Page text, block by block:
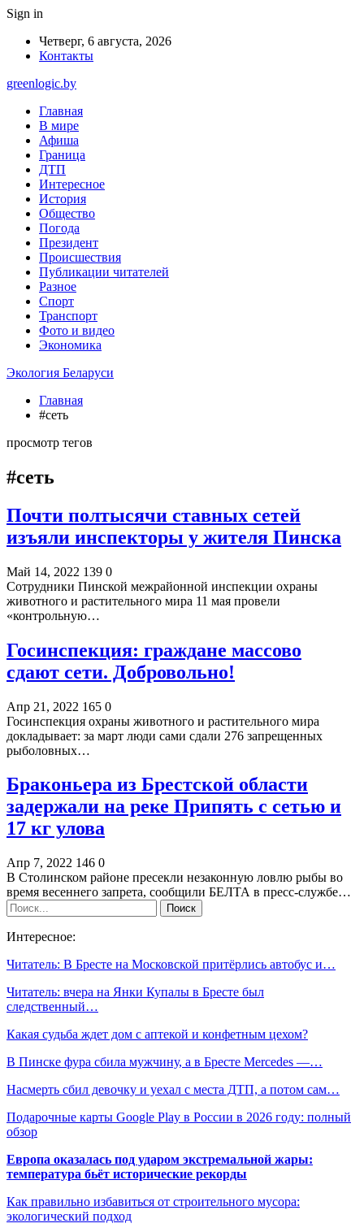
Sign in
Четверг, 6 августа, 2026
Контакты
greenlogic.by
Главная
В мире
Афиша
Граница
ДТП
Интересное
История
Общество
Погода
Президент
Происшествия
Публикации читателей
Разное
Спорт
Транспорт
Фото и видео
Экономика
Экология Беларуси
Главная
#сеть
просмотр тегов
#сеть
Почти полтысячи ставных сетей
изъяли инспекторы у жителя Пинска
Май 14, 2022 139 0
Сотрудники Пинской межрайонной инспекции охраны
животного и растительного мира 11 мая провели
«контрольную…
Госинспекция: граждане массово
сдают сети. Добровольно!
Апр 21, 2022 165 0
Госинспекция охраны животного и растительного мира
докладывает: за март люди сами сдали 276 запрещенных
рыболовных…
Браконьера из Брестской области
задержали на реке Припять с сетью и
17 кг улова
Апр 7, 2022 146 0
В Столинском районе пресекли незаконную ловлю рыбы во
время весеннего запрета, сообщили БЕЛТА в пресс-службе…
Интересное:
Читатель: В Бресте на Московской притёрлись автобус и…
Читатель: вчера на Янки Купалы в Бресте был
следственный…
Какая судьба ждет дом с аптекой и конфетным цехом?
В Пинске фура сбила мужчину, а в Бресте Mercedes —…
Насмерть сбил девочку и уехал с места ДТП, а потом сам…
Подарочные карты Google Play в России в 2026 году: полный
обзор
Европа оказалась под ударом экстремальной жары:
температура бьёт исторические рекорды
Как правильно избавиться от строительного мусора:
экологический подход